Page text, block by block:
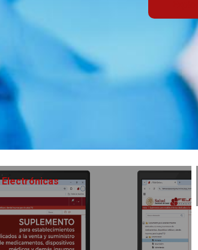
Electrónicas